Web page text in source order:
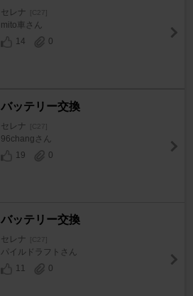
セレナ [C27]
mito車さん
14
0
バッテリー交換
セレナ [C27]
96changさん
19
0
バッテリー交換
セレナ [C27]
パイルドラフトさん
11
0